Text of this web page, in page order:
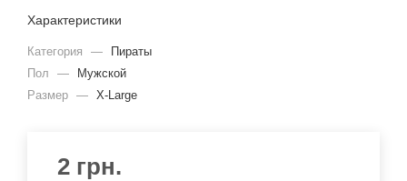
Характеристики
Категория —
Пираты
Пол
—
Мужской
Размер — X-Large
2 грн.